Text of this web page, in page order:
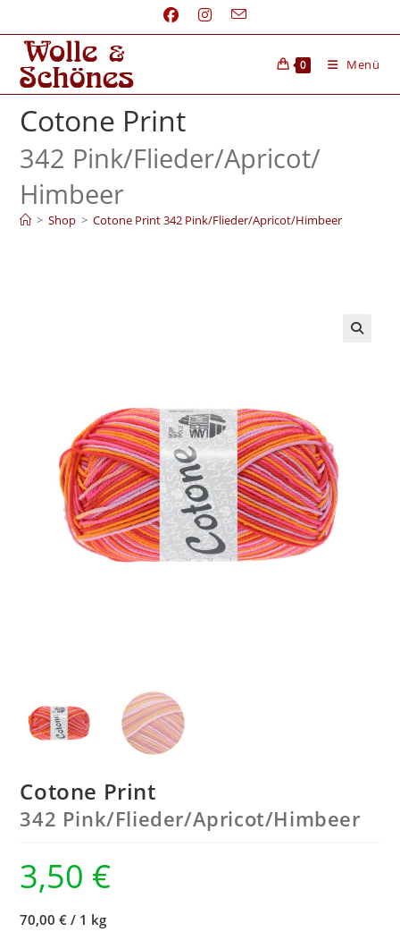
0 Menü
Cotone Print
342 Pink/Flieder/Apricot/
Himbeer
> Shop > Cotone Print 342 Pink/Flieder/Apricot/Himbeer
Cotone Print
342 Pink/Flieder/Apricot/Himbeer
3,50 €
70,00 € / 1 kg